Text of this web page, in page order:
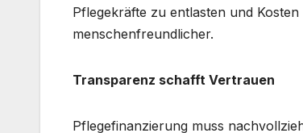
Pflegekräfte zu entlasten und
menschenfreundlicher.
Transparenz schafft Vertrauen
Pflegefinanzierung muss